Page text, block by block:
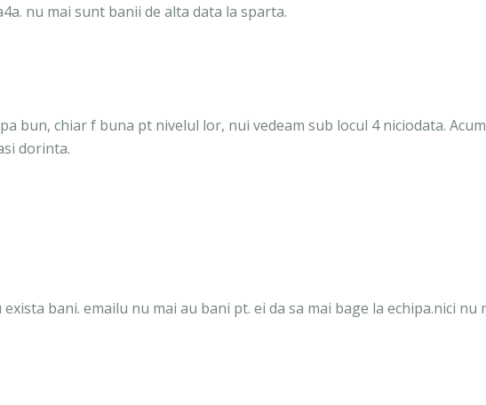
nu mai sunt banii de alta data la sparta.
bun, chiar f buna pt nivelul lor, nui vedeam sub locul 4 niciodata.
dorinta.
bani. emailu nu mai au bani pt. ei da sa mai bage la echipa.nici nu